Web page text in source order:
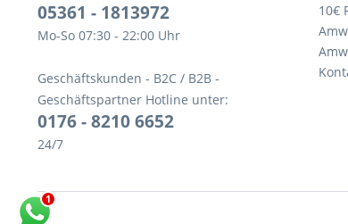
05361 - 1813972
Mo-So 07:30 - 22:00 Uhr
Geschäftskunden - B2C / B2B -
Geschäftspartner Hotline unter:
0176 - 8210 6652
24/7
10€